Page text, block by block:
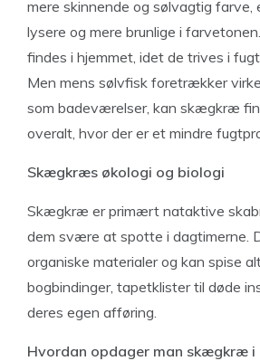
mere skinnende og sølvagtig
lysere og mere brunlige i
findes i hjemmet, idet de trives i
Men mens sølvfisk foretrækker
som badeværelser, kan skægkræ
overalt, hvor der er et mindre
Skægkræs økologi og biologi
Skægkræ er primært nataktive
dem svære at spotte i dagtimerne.
organiske materialer og kan spise
bogbindinger, tapetklister til døde
deres egen afføring.
Hvordan opdager man skægkræ i